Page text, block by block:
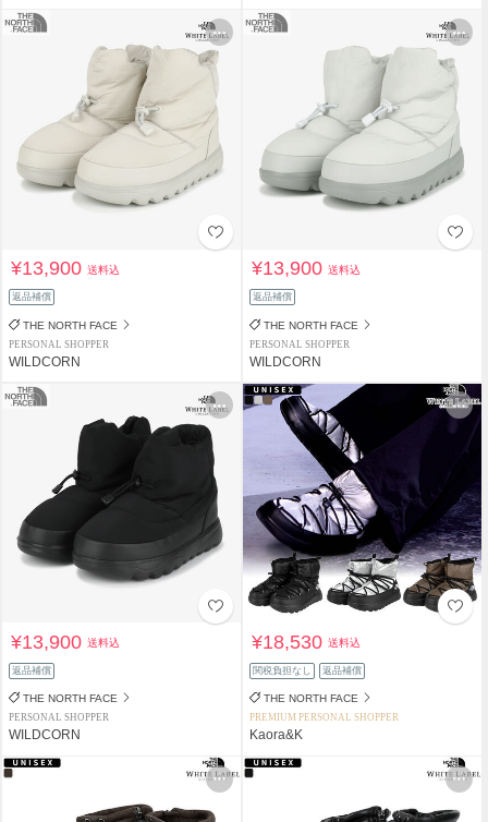
¥13,900送料込
返品補償
THE NORTH FACE
PERSONAL SHOPPER
WILDCORN
¥13,900送料込
返品補償
THE NORTH FACE
PERSONAL SHOPPER
WILDCORN
¥13,900送料込
返品補償
THE NORTH FACE
PERSONAL SHOPPER
WILDCORN
¥18,530送料込
関税負担なし 返品補償
THE NORTH FACE
PREMIUM PERSONAL SHOPPER
Kaora&K